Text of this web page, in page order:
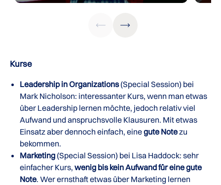
Kurse
Leadership in Organizations(Special Session) bei
Mark Nicholson: interessanter Kurs, wenn man etwas
über Leadership lernen möchte, jedoch relativ viel
Aufwand und anspruchsvolle Klausuren. Mit etwas
Einsatz aber dennoch einfach, einegute Notezu
bekommen.
Marketing (Special Session) bei Lisa Haddock: sehr
einfacher Kurs, wenig bis kein Aufwand für eine gute
Note. Wer ernsthaft etwas über Marketing lernen